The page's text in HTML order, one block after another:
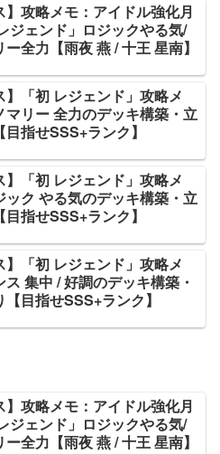
】攻略メモ：アイドル強化月
ジェンド」ロジックやる気/
ー全力【雨夜 燕 / 十王 星南】
】「初 レジェンド」攻略メ
マリー 全力のデッキ構築・立
目指せSSS+ランク】
】「初 レジェンド」攻略メ
ック やる気のデッキ構築・立
目指せSSS+ランク】
】「初 レジェンド」攻略メ
ス 集中 / 好調のデッキ構築・
目指せSSS+ランク】
】攻略メモ：アイドル強化月
ジェンド」ロジックやる気/
ー全力【雨夜 燕 / 十王 星南】